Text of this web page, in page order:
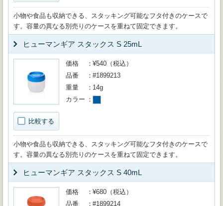
小物や食品も収納できる、スタッキング可能なフタ付きのケースで
す。容量の異なる別売りのケースを重ねて固定できます。
ヒューマンギア スタックス S 25mL
比較する
価格
¥540（税込）
品番
#1899213
重量
14g
カラー
小物や食品も収納できる、スタッキング可能なフタ付きのケースで
す。容量の異なる別売りのケースを重ねて固定できます。
ヒューマンギア スタックス S 40mL
価格
¥680（税込）
品番
#1899214